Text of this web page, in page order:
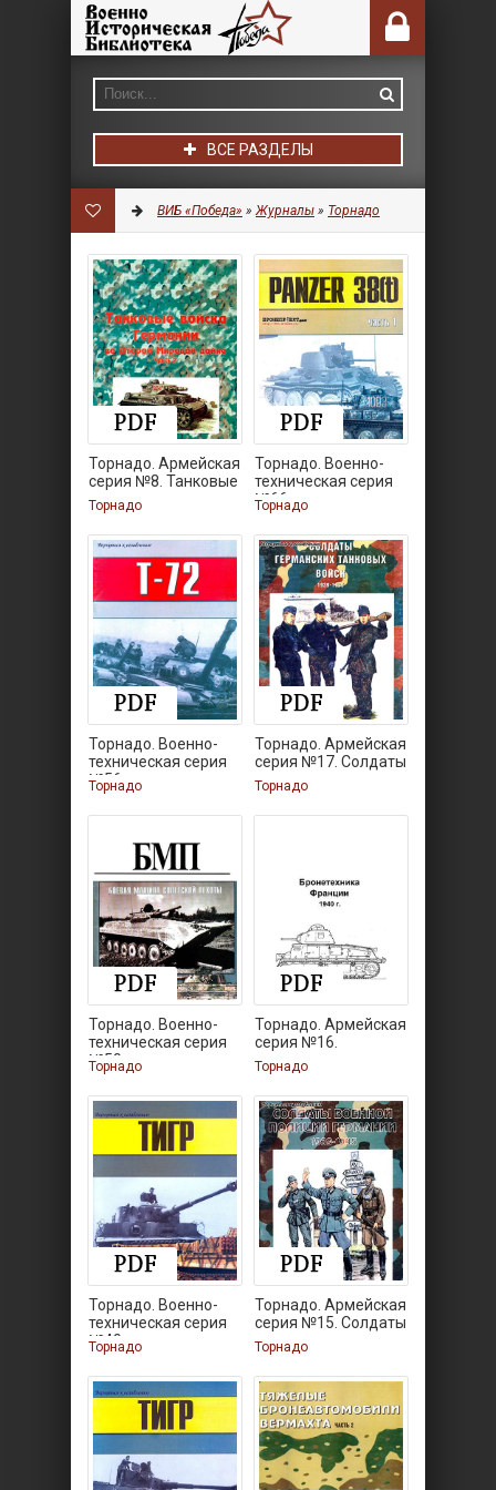
ВСЕ РАЗДЕЛЫ
ВИБ «Победа» »Журналы » Торнадо
Торнадо. Армейская
серия №8. Танковые
Торнадо
Торнадо. Военно-
техническая серия
№66.
Торнадо
Торнадо. Военно-
техническая серия
№56.
Торнадо
Торнадо. Армейская
серия №17. Солдаты
Торнадо
Торнадо. Военно-
техническая серия
№50.
Торнадо
Торнадо. Армейская
серия №16.
Торнадо
Торнадо. Военно-
техническая серия
№40.
Торнадо
Торнадо. Армейская
серия №15. Солдаты
Торнадо